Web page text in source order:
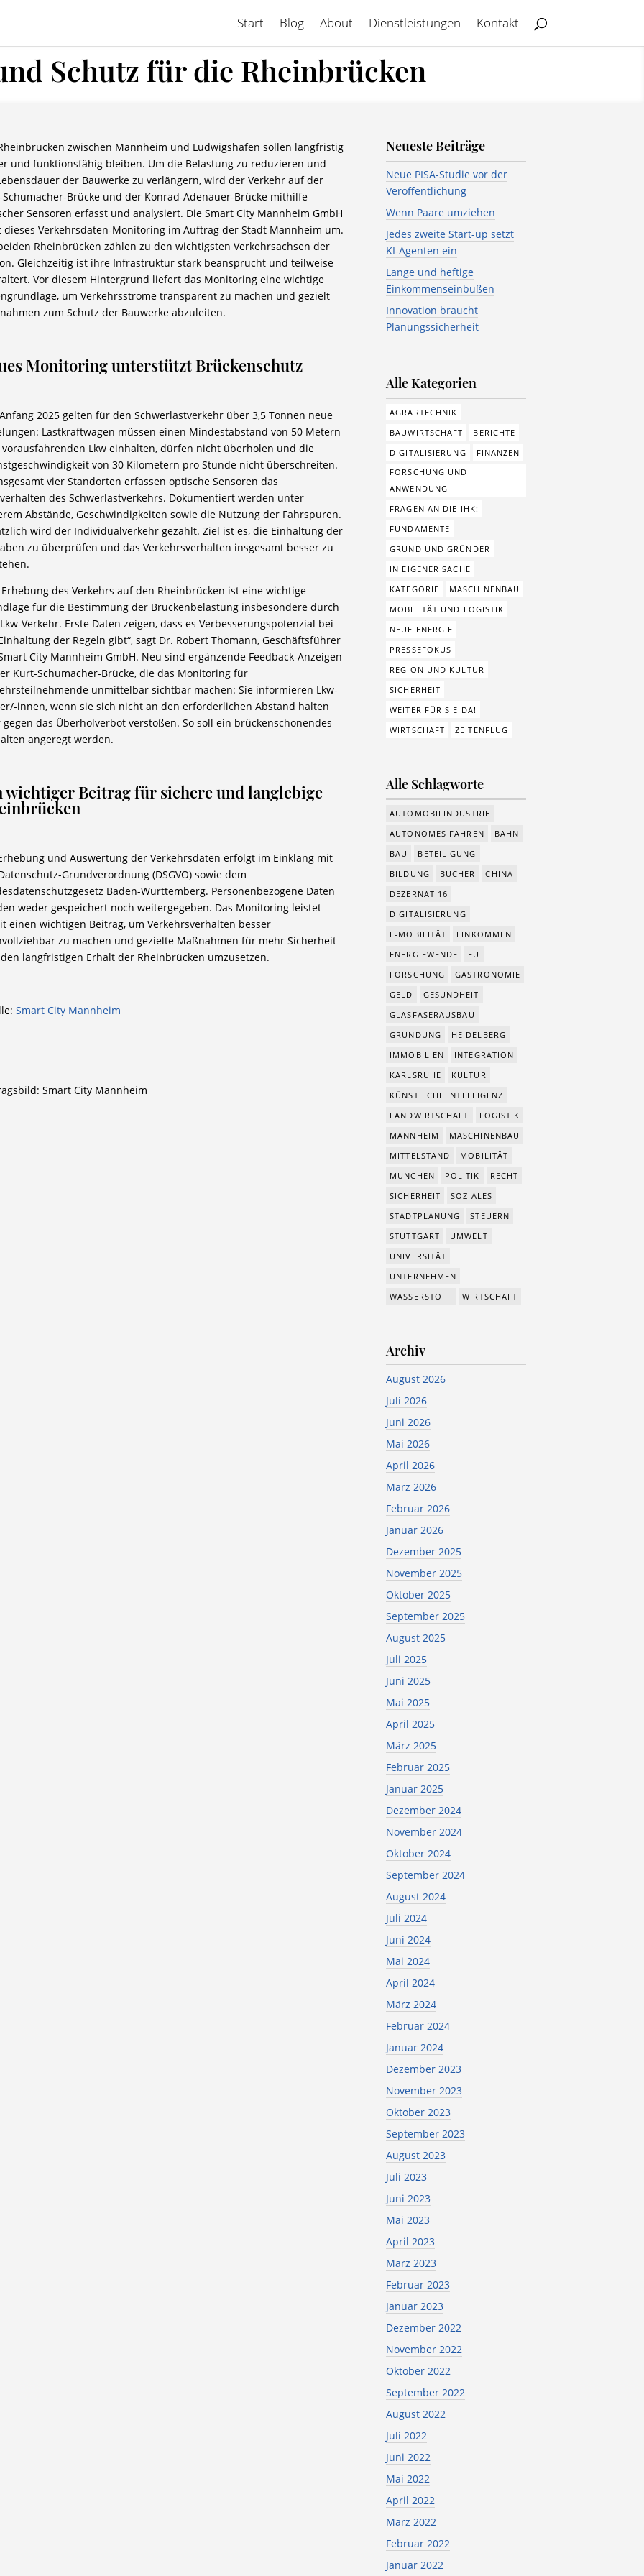
Start Blog About Dienstleistungen Kontakt
Schutz für die Rheinbrücken
zwischen Mannheim und Ludwigshafen sollen langfristig
und funktionsfähig bleiben. Um die Belastung zu reduzieren und
der Bauwerke zu verlängern, wird der Verkehr auf der
Schumacher-Brücke und der Konrad-Adenauer-Brücke mithilfe
Sensoren erfasst und analysiert. Die Smart City Mannheim GmbH
dieses Verkehrsdaten-Monitoring im Auftrag der Stadt Mannheim um.
Rheinbrücken zählen zu den wichtigsten Verkehrsachsen der
Gleichzeitig ist ihre Infrastruktur stark beansprucht und teilweise
Vor diesem Hintergrund liefert das Monitoring eine wichtige
um Verkehrsströme transparent zu machen und gezielt
zum Schutz der Bauwerke abzuleiten.
Monitoring unterstützt Brückenschutz
2025 gelten für den Schwerlastverkehr über 3,5 Tonnen neue
Lastkraftwagen müssen einen Mindestabstand von 50 Metern
Lkw einhalten, dürfen nicht überholen und die
von 30 Kilometern pro Stunde nicht überschreiten.
vier Standorten erfassen optische Sensoren das
des Schwerlastverkehrs. Dokumentiert werden unter
Abstände, Geschwindigkeiten sowie die Nutzung der Fahrspuren.
wird der Individualverkehr gezählt. Ziel ist es, die Einhaltung der
zu überprüfen und das Verkehrsverhalten insgesamt besser zu
Erhebung des Verkehrs auf den Rheinbrücken ist eine wichtige
für die Bestimmung der Brückenbelastung insbesondere durch
Verkehr. Erste Daten zeigen, dass es Verbesserungspotenzial bei
der Regeln gibt“, sagt Dr. Robert Thomann, Geschäftsführer
City Mannheim GmbH. Neu sind ergänzende Feedback-Anzeigen
Kurt-Schumacher-Brücke, die das Monitoring für
unmittelbar sichtbar machen: Sie informieren Lkw-
innen, wenn sie sich nicht an den erforderlichen Abstand halten
gegen das Überholverbot verstoßen. So soll ein brückenschonendes
angeregt werden.
wichtiger Beitrag für sichere und langlebige
und Auswertung der Verkehrsdaten erfolgt im Einklang mit
Grundverordnung (DSGVO) sowie dem
Baden-Württemberg. Personenbezogene Daten
weder gespeichert noch weitergegeben. Das Monitoring leistet
einen wichtigen Beitrag, um Verkehrsverhalten besser
zu machen und gezielte Maßnahmen für mehr Sicherheit
langfristigen Erhalt der Rheinbrücken umzusetzen.
Smart City Mannheim
Smart City Mannheim
Neueste Beiträge
Neue PISA-Studie vor der
Veröffentlichung
Wenn Paare umziehen
Jedes zweite Start-up setzt
KI-Agenten ein
Lange und heftige
Einkommenseinbußen
Innovation braucht
Planungssicherheit
Alle Kategorien
AGRARTECHNIK
BAUWIRTSCHAFT
BERICHTE
DIGITALISIERUNG
FINANZEN
FORSCHUNG UND
ANWENDUNG
FRAGEN AN DIE IHK:
FUNDAMENTE
GRUND UND GRÜNDER
IN EIGENER SACHE
KATEGORIE
MASCHINENBAU
MOBILITÄT UND LOGISTIK
NEUE ENERGIE
PRESSEFOKUS
REGION UND KULTUR
SICHERHEIT
WEITER FÜR SIE DA!
WIRTSCHAFT
ZEITENFLUG
Alle Schlagworte
AUTOMOBILINDUSTRIE
AUTONOMES FAHREN
BAHN
BAU
BETEILIGUNG
BILDUNG
BÜCHER
CHINA
DEZERNAT 16
DIGITALISIERUNG
E-MOBILITÄT
EINKOMMEN
ENERGIEWENDE
EU
FORSCHUNG
GASTRONOMIE
GELD
GESUNDHEIT
GLASFASERAUSBAU
GRÜNDUNG
HEIDELBERG
IMMOBILIEN
INTEGRATION
KARLSRUHE
KULTUR
KÜNSTLICHE INTELLIGENZ
LANDWIRTSCHAFT
LOGISTIK
MANNHEIM
MASCHINENBAU
MITTELSTAND
MOBILITÄT
MÜNCHEN
POLITIK
RECHT
SICHERHEIT
SOZIALES
STADTPLANUNG
STEUERN
STUTTGART
UMWELT
UNIVERSITÄT
UNTERNEHMEN
WASSERSTOFF
WIRTSCHAFT
Archiv
August 2026
Juli 2026
Juni 2026
Mai 2026
April 2026
März 2026
Februar 2026
Januar 2026
Dezember 2025
November 2025
Oktober 2025
September 2025
August 2025
Juli 2025
Juni 2025
Mai 2025
April 2025
März 2025
Februar 2025
Januar 2025
Dezember 2024
November 2024
Oktober 2024
September 2024
August 2024
Juli 2024
Juni 2024
Mai 2024
April 2024
März 2024
Februar 2024
Januar 2024
Dezember 2023
November 2023
Oktober 2023
September 2023
August 2023
Juli 2023
Juni 2023
Mai 2023
April 2023
März 2023
Februar 2023
Januar 2023
Dezember 2022
November 2022
Oktober 2022
September 2022
August 2022
Juli 2022
Juni 2022
Mai 2022
April 2022
März 2022
Februar 2022
Januar 2022